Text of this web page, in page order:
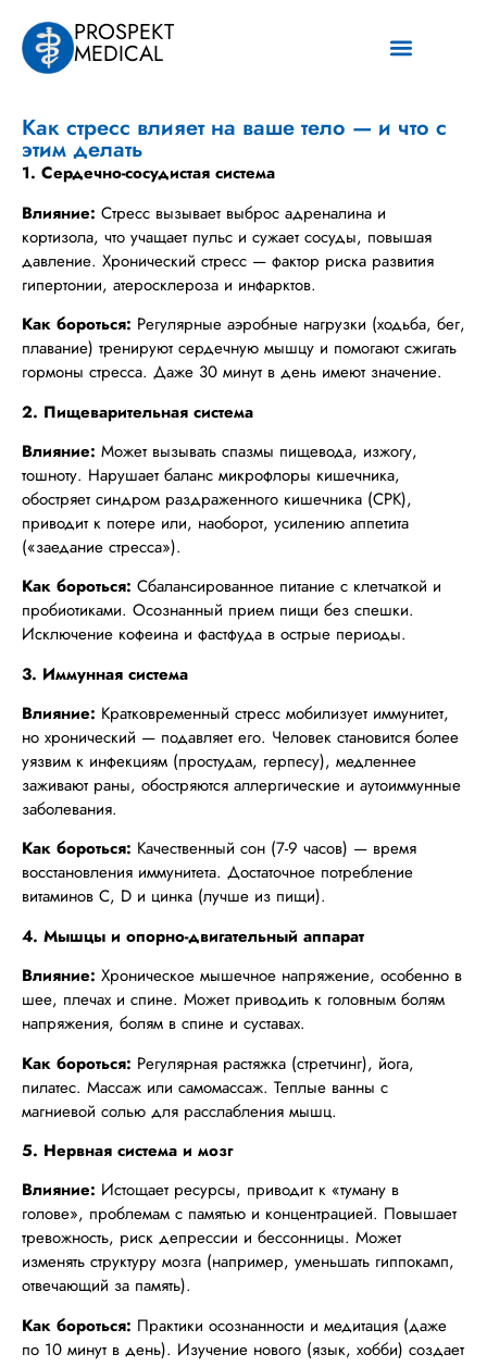
PROSPEKT
MEDICAL
Как стресс влияет на ваше тело — и что с
этим делать
1. Сердечно-сосудистая система
Влияние: Стресс вызывает выброс адреналина и
кортизола, что учащает пульс и сужает сосуды, повышая
давление. Хронический стресс — фактор риска развития
гипертонии, атеросклероза и инфарктов.
Как бороться: Регулярные аэробные нагрузки (ходьба, бег,
плавание) тренируют сердечную мышцу и помогают сжигать
гормоны стресса. Даже 30 минут в день имеют значение.
2. Пищеварительная система
Влияние: Может вызывать спазмы пищевода, изжогу,
тошноту. Нарушает баланс микрофлоры кишечника,
обостряет синдром раздраженного кишечника (СРК),
приводит к потере или, наоборот, усилению аппетита
(«заедание стресса»).
Как бороться: Сбалансированное питание с клетчаткой и
пробиотиками. Осознанный прием пищи без спешки.
Исключение кофеина и фастфуда в острые периоды.
3. Иммунная система
Влияние: Кратковременный стресс мобилизует иммунитет,
но хронический — подавляет его. Человек становится более
уязвим к инфекциям (простудам, герпесу), медленнее
заживают раны, обостряются аллергические и аутоиммунные
заболевания.
Как бороться: Качественный сон (7-9 часов) — время
восстановления иммунитета. Достаточное потребление
витаминов C, D и цинка (лучше из пищи).
4. Мышцы и опорно-двигательный аппарат
Влияние: Хроническое мышечное напряжение, особенно в
шее, плечах и спине. Может приводить к головным болям
напряжения, болям в спине и суставах.
Как бороться: Регулярная растяжка (стретчинг), йога,
пилатес. Массаж или самомассаж. Теплые ванны с
магниевой солью для расслабления мышц.
5. Нервная система и мозг
Влияние: Истощает ресурсы, приводит к «туману в
голове», проблемам с памятью и концентрацией. Повышает
тревожность, риск депрессии и бессонницы. Может
изменять структуру мозга (например, уменьшать гиппокамп,
отвечающий за память).
Как бороться: Практики осознанности и медитация (даже
по 10 минут в день). Изучение нового (язык, хобби) создает